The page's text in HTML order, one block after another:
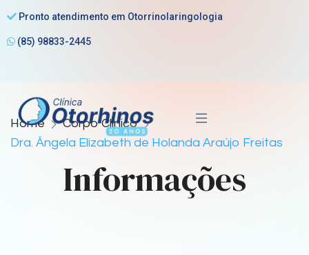
Pronto atendimento em Otorrinolaringologia
(85) 98833-2445
Home
Corpo Clínico
Dra. Ângela Elizabeth de Holanda Araújo Freitas
Informações